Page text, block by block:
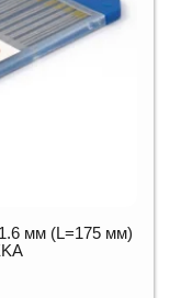
мм (L=175 мм)